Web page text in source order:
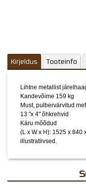
Kirjeldus Tooteinfo
Lihtne metallist
Kandevõime 159 kg
Must, pulbervärvitud
13 "x 4" õhkrehvid
Käru mõõdud
(L x W x H): 1525 x 840
illustratiivsed.